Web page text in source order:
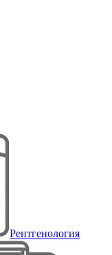
Рентгенология